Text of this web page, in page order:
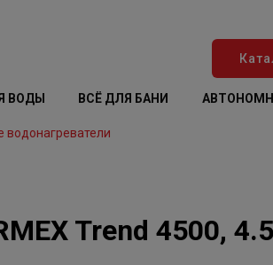
ВОДЫ ВСЁ ДЛЯ БАНИ
водонагреватели
Trend 4500,